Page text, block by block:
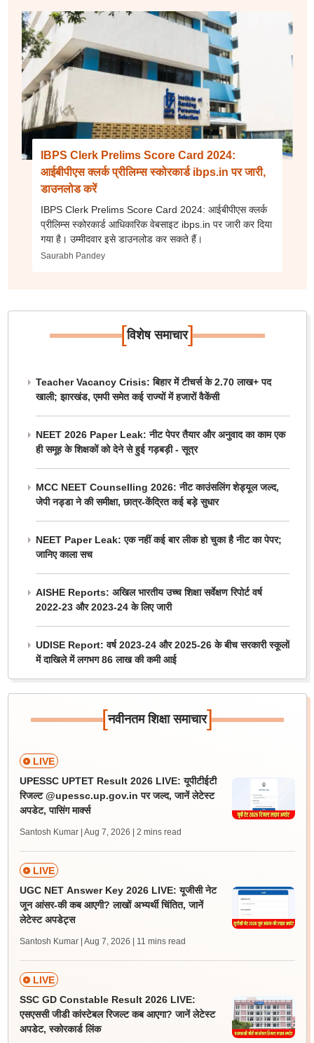
IBPS Clerk Prelims Score Card 2024:
आईबीपीएस क्लर्क प्रीलिम्स स्कोरकार्ड ibps.in पर जारी,
डाउनलोड करें
IBPS Clerk Prelims Score Card 2024: आईबीपीएस क्लर्क
प्रीलिम्स स्कोरकार्ड आधिकारिक वेबसाइट ibps.in पर जारी कर दिया
गया है। उम्मीदवार इसे डाउनलोड कर सकते हैं।
Saurabh Pandey
[विशेष समाचार]
Teacher Vacancy Crisis: बिहार में टीचर्स के 2.70 लाख+ पद
खाली; झारखंड, एमपी समेत कई राज्यों में हजारों वैकेंसी
NEET 2026 Paper Leak: नीट पेपर तैयार और अनुवाद का काम एक
ही समूह के शिक्षकों को देने से हुई गड़बड़ी - सूत्र
MCC NEET Counselling 2026: नीट काउंसलिंग शेड्यूल जल्द,
जेपी नड्डा ने की समीक्षा, छात्र-केंद्रित कई बड़े सुधार
NEET Paper Leak: एक नहीं कई बार लीक हो चुका है नीट का पेपर;
जानिए काला सच
AISHE Reports: अखिल भारतीय उच्च शिक्षा सर्वेक्षण रिपोर्ट वर्ष
2022-23 और 2023-24 के लिए जारी
UDISE Report: वर्ष 2023-24 और 2025-26 के बीच सरकारी स्कूलों
में दाखिले में लगभग 86 लाख की कमी आई
[नवीनतम शिक्षा समाचार]
LIVE
UPESSC UPTET Result 2026 LIVE: यूपीटीईटी
रिजल्ट @upessc.up.gov.in पर जल्द, जानें लेटेस्ट
अपडेट, पासिंग मार्क्स
Santosh Kumar | Aug 7, 2026 | 2 mins read
LIVE
UGC NET Answer Key 2026 LIVE: यूजीसी नेट
जून आंसर-की कब आएगी? लाखों अभ्यर्थी चिंतित, जानें
लेटेस्ट अपडेट्स
Santosh Kumar | Aug 7, 2026 | 11 mins read
LIVE
SSC GD Constable Result 2026 LIVE:
एसएससी जीडी कांस्टेबल रिजल्ट कब आएगा? जानें लेटेस्ट
अपडेट, स्कोरकार्ड लिंक